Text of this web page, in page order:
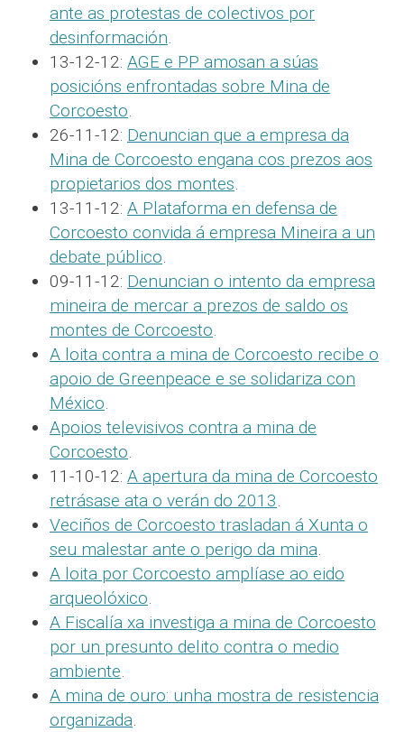
ante as protestas de colectivos por
desinformación.
13-12-12: AGE e PP amosan a súas
posicións enfrontadas sobre Mina de
Corcoesto.
26-11-12: Denuncian que a empresa da
Mina de Corcoesto engana cos prezos aos
propietarios dos montes.
13-11-12: A Plataforma en defensa de
Corcoesto convida á empresa Mineira a un
debate público.
09-11-12: Denuncian o intento da empresa
mineira de mercar a prezos de saldo os
montes de Corcoesto.
A loita contra a mina de Corcoesto recibe o
apoio de Greenpeace e se solidariza con
México.
Apoios televisivos contra a mina de
Corcoesto.
11-10-12: A apertura da mina de Corcoesto
retrásase ata o verán do 2013.
Veciños de Corcoesto trasladan á Xunta o
seu malestar ante o perigo da mina.
A loita por Corcoesto amplíase ao eido
arqueolóxico.
A Fiscalía xa investiga a mina de Corcoesto
por un presunto delito contra o medio
ambiente.
A mina de ouro: unha mostra de resistencia
organizada.